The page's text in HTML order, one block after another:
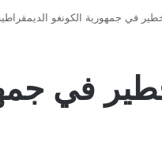
في جمهورية الكونغو
في